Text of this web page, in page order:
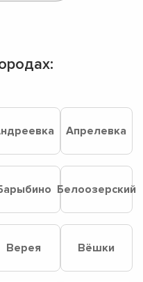
Апрелевка
Белоозерский
Верея Вёшки